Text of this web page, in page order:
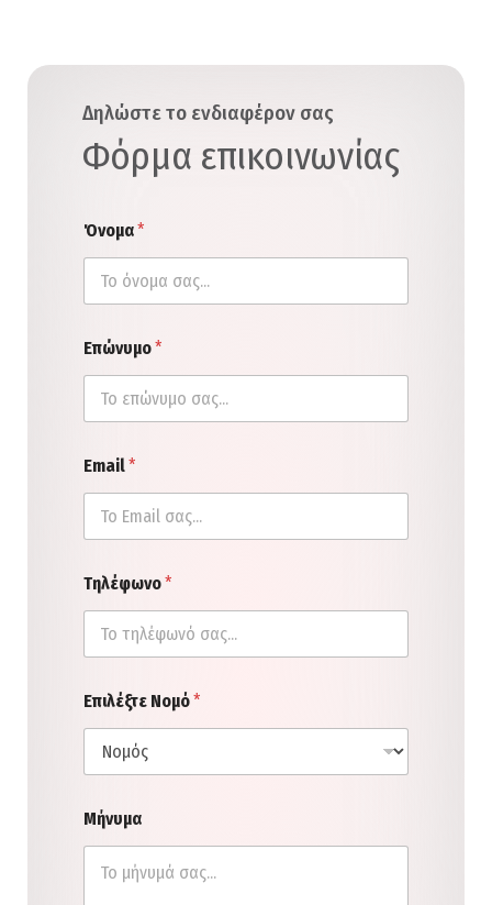
Δηλώστε το ενδιαφέρον σας
Φόρμα επικοινωνίας
Όνομα*
Επώνυμο*
Email*
Τηλέφωνο*
Επιλέξτε Νομό*
Μήνυμα